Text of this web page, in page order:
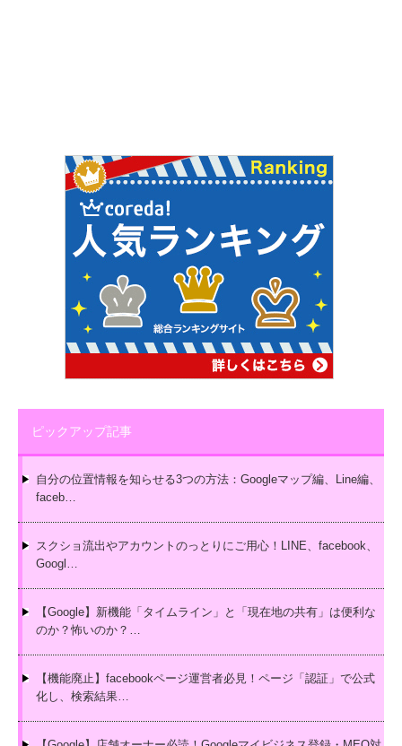
ピックアップ記事
自分の位置情報を知らせる3つの方法：Googleマップ編、Line編、
faceb…
スクショ流出やアカウントのっとりにご用心！LINE、facebook、
Googl…
【Google】新機能「タイムライン」と「現在地の共有」は便利な
のか？怖いのか？…
【機能廃止】facebookページ運営者必見！ページ「認証」で公式
化し、検索結果…